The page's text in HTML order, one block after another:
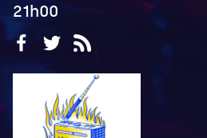
21h00